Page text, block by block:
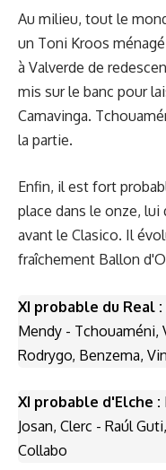
Au milieu, tout le
un Toni Kroos
à Valverde de
mis sur le banc pour
Camavinga.
la partie.
Enfin, il est fort
place dans le onze,
avant le Clasico. Il
fraîchement Ballon
XI probable du Real :
Mendy - Tchouaméni,
Rodrygo, Benzema,
XI probable d'Elche :
Josan, Clerc - Raúl
Collabo